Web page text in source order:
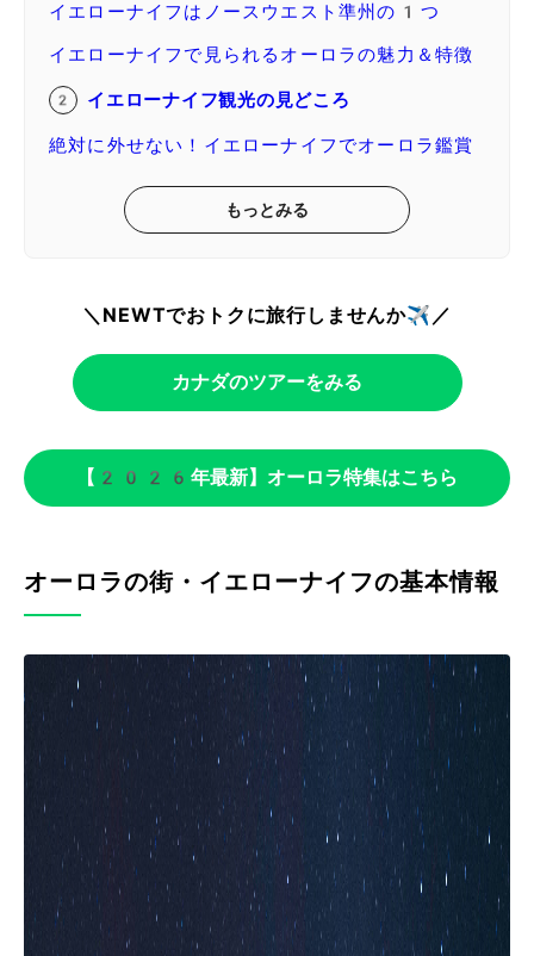
イエローナイフはノースウエスト準州の1つ
イエローナイフで見られるオーロラの魅力＆特徴
イエローナイフ観光の見どころ
絶対に外せない！イエローナイフでオーロラ鑑賞
もっとみる
＼NEWTでおトクに旅行しませんか✈️／
カナダのツアーをみる
【2026年最新】オーロラ特集はこちら
オーロラの街・イエローナイフの基本情報